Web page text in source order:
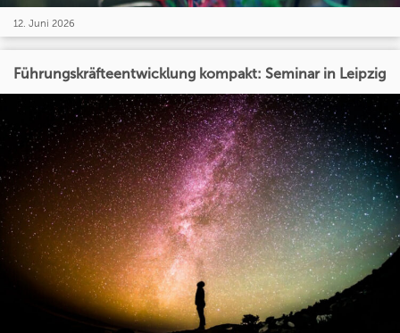
12. Juni 2026
Führungskräfteentwicklung kompakt: Seminar in Leipzig